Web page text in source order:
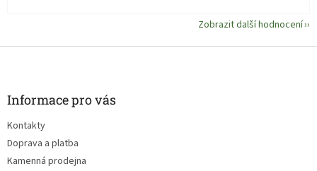
Zobrazit další hodnocení
Informace pro vás
Kontakty
Doprava a platba
Kamenná prodejna